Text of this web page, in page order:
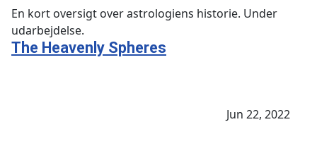
En kort oversigt over astrologiens historie. Under
udarbejdelse.
The Heavenly Spheres
Jun 22, 2022